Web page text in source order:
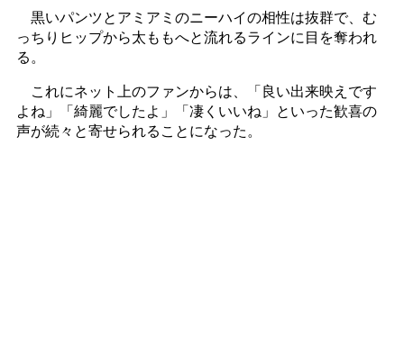
黒いパンツとアミアミのニーハイの相性は抜群で、む
っちりヒップから太ももへと流れるラインに目を奪われ
る。
これにネット上のファンからは、「良い出来映えです
よね」「綺麗でしたよ」「凄くいいね」といった歓喜の
声が続々と寄せられることになった。